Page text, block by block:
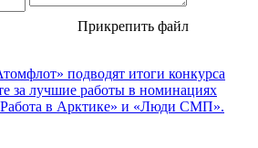
Прикрепить файл
подводят итоги конкурса
за лучшие работы в номинациях
в Арктике» и «Люди СМП».